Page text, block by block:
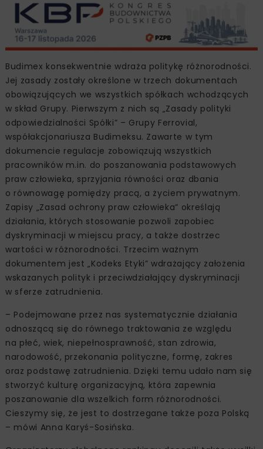
Budimex konsekwentnie wdraża politykę różnorodności.
Jej zasady zostały określone w trzech dokumentach
obowiązujących we wszystkich spółkach wchodzących
w skład Grupy. Pierwszym z nich są „Zasady polityki
odpowiedzialności Spółki” – Grupy Ferrovial,
współakcjonariusza Budimeksu. Zawarte w tym
dokumencie regulacje zobowiązują wszystkich
pracowników m.in. do poszanowania podstawowych
praw człowieka, sprzyjania równości oraz dbania
o równowagę pomiędzy pracą, a życiem prywatnym.
Zapisy „Zasad ochrony praw człowieka” określają
działania, których stosowanie pozwoli zapobiec
dyskryminacji w miejscu pracy, a także dostrzec
wartości w różnorodności. Trzecim ważnym
dokumentem jest „Kodeks Etyki” wdrażający założenia
wskazanych polityk i przeciwdziałający dyskryminacji
w sferze zatrudnienia.
– Podejmowane przez nas systematycznie działania
odnoszącą się do równego traktowania ze względu
na płeć, wiek, niepełnosprawność, stan zdrowia,
narodowość, przekonania polityczne, formę, zakres
oraz podstawę zatrudnienia. Dzięki temu udało nam się
stworzyć kulturę organizacyjną, która zapewnia
poszanowanie dla wszelkich form różnorodności.
Cieszymy się, że jest to dostrzegane także poza Polską
– mówi Anna Karyś-Sosińska.